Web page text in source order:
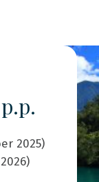
p.p.
2025)